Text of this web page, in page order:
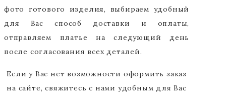
фото готового изделия, выбираем удобный
для Вас способ доставки и оплаты,
отправляем платье на следующий день
после согласования всех деталей.
Если у Вас нет возможности оформить заказ
на сайте, свяжитесь с нами удобным для Вас